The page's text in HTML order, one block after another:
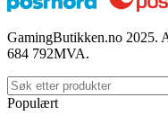
GamingButikken.no 2025.
684 792MVA.
Populært